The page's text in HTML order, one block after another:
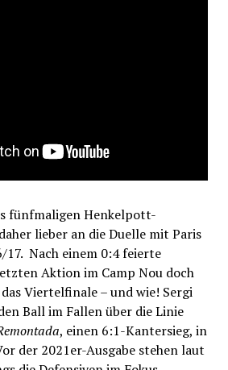
fünfmaligen Henkelpott-
lieber an die Duelle mit Paris
17. Nach einem 0:4 feierte
Aktion im Camp Nou doch
Viertelfinale – und wie! Sergi
Ball im Fallen über die Linie
, einen 6:1-Kantersieg, in
der 2021er-Ausgabe stehen laut